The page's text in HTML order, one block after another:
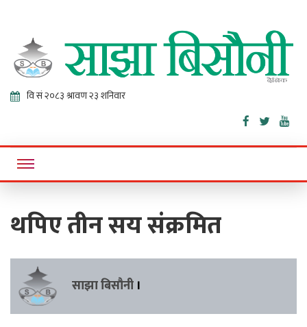
Sajha
Bisaunee
Online News Portal
थपिए तीन सय संक्रमित
साझा बिसौनी ।